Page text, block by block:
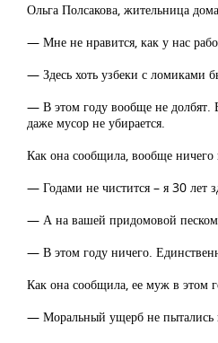
Ольга Полсакова, жительница
— Мне не нравится, как у нас
— Здесь хоть узбеки с ломиками
— В этом году вообще не долбят.
даже мусор не убирается.
Как она сообщила, вообще ничего
— Годами не чистится – я 30 лет
— А на вашей придомовой
— В этом году ничего.
Как она сообщила, ее муж в этом
— Моральный ущерб не пытались